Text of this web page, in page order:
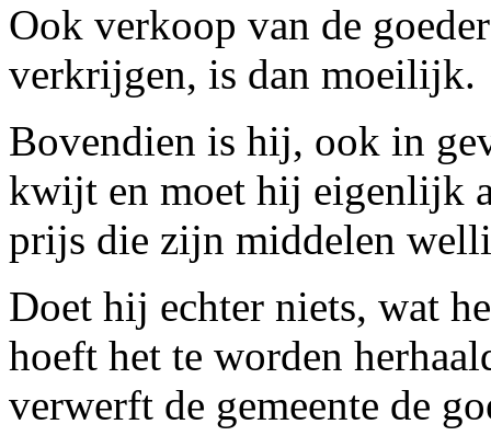
Ook verkoop van de
verkrijgen, is dan moeilijk.
Bovendien is hij, ook in
kwijt en moet hij eigenlijk
prijs die zijn middelen
Doet hij echter niets, wat
hoeft het te worden
verwerft de gemeente de